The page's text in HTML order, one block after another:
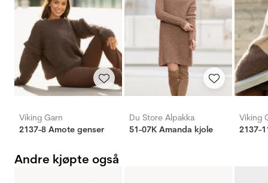
Viking Garn
2137-8 Amote genser
Du Store Alpakka
51-07K Amanda kjole
Viking
2137-
Andre kjøpte også